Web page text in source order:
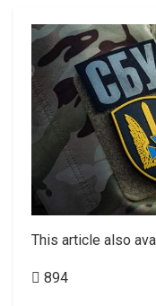
This article also
894